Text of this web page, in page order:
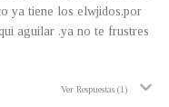
ya tiene los elwjidos.por
aguilar .ya no te frustres
Ver Respuestas (1)